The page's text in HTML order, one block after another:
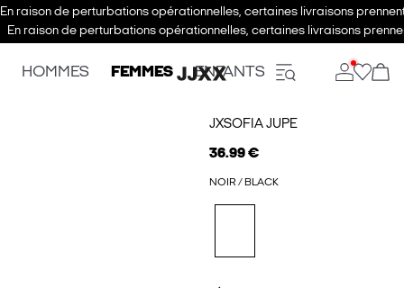
En raison de perturbations opérationnelles, certaines livraisons
En raison de perturbations opérationnelles, certaines livraisons
HOMMES FEMMES ENFANTS
JXSOFIA JUPE
36.99 €
NOIR / BLACK